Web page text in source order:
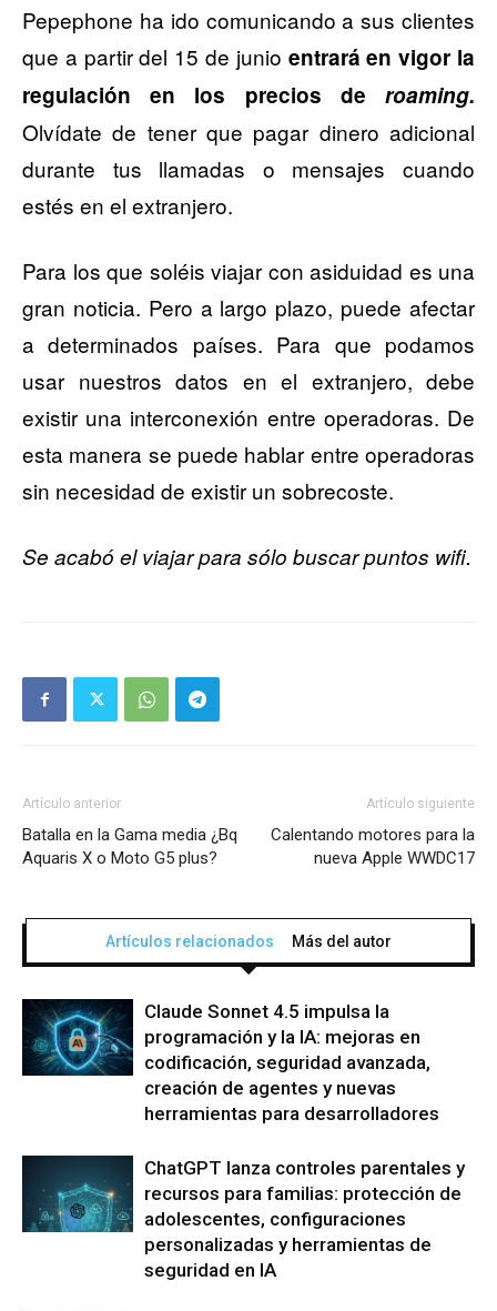
Pepephone ha ido comunicando a sus clientes
que a partir del 15 de junio entrará en vigor la
regulación en los precios de roaming.
Olvídate de tener que pagar dinero adicional
durante tus llamadas o mensajes cuando
estés en el extranjero.
Para los que soléis viajar con asiduidad es una
gran noticia. Pero a largo plazo, puede afectar
a determinados países. Para que podamos
usar nuestros datos en el extranjero, debe
existir una interconexión entre operadoras. De
esta manera se puede hablar entre operadoras
sin necesidad de existir un sobrecoste.
Se acabó el viajar para sólo buscar puntos wifi.
Artículo anterior
Batalla en la Gama media ¿Bq
Aquaris X o Moto G5 plus?
Artículo siguiente
Calentando motores para la
nueva Apple WWDC17
Artículos relacionados Más del autor
Claude Sonnet 4.5 impulsa la
programación y la IA: mejoras en
codificación, seguridad avanzada,
creación de agentes y nuevas
herramientas para desarrolladores
ChatGPT lanza controles parentales y
recursos para familias: protección de
adolescentes, configuraciones
personalizadas y herramientas de
seguridad en IA